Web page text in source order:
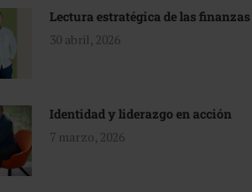
Lectura estratégica de las finanzas
30 abril, 2026
Identidad y liderazgo en acción
7 marzo, 2026